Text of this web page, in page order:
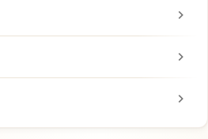
chevron_right
chevron_right
chevron_right